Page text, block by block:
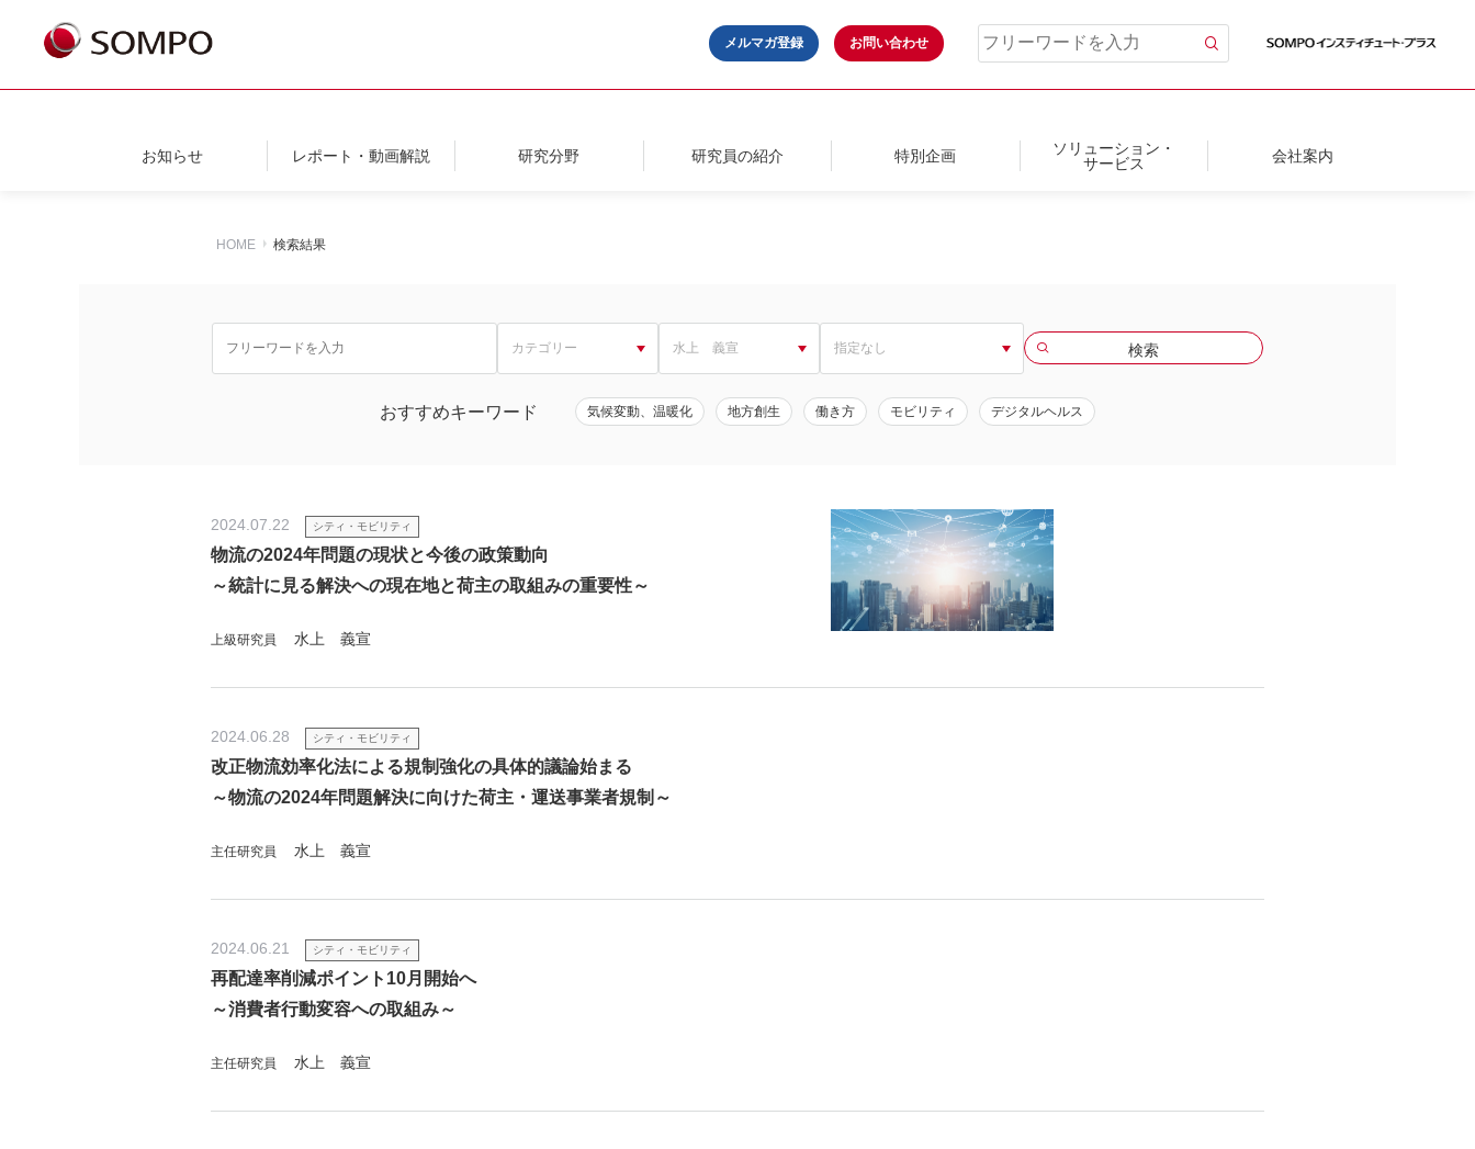
メルマガ登録 お問い合わせ
お知らせ レポート・動画解説 研究分野 研究員の紹介 特別企画
ソリューション・
サービス
会社案内
HOME 検索結果
おすすめキーワード 気候変動、温暖化 地方創生 働き方 モビリティ デジタルヘルス
2024.07.22 シティ・モビリティ
物流の2024年問題の現状と今後の政策動向
～統計に見る解決への現在地と荷主の取組みの重要性～
上級研究員 水上 義宣
2024.06.28 シティ・モビリティ
改正物流効率化法による規制強化の具体的議論始まる
～物流の2024年問題解決に向けた荷主・運送事業者規制～
主任研究員 水上 義宣
2024.06.21 シティ・モビリティ
再配達率削減ポイント10月開始へ
～消費者行動変容への取組み～
主任研究員 水上 義宣